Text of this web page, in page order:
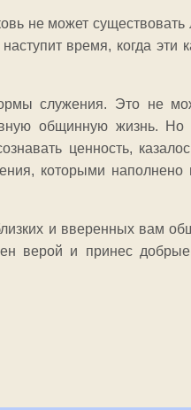
не может существовать
время, когда эти
служения. Это не
общинную жизнь.
ценность,
которыми наполнено
и вверенных вам
верой и принес